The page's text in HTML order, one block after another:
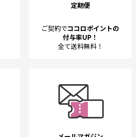
定期便
ご契約でココロポイントの
付与率UP！
全て送料無料！